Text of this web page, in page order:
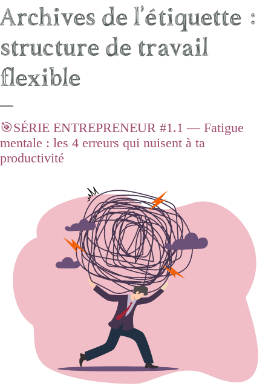
Archives de l’étiquette :
structure de travail
flexible
🎯SÉRIE ENTREPRENEUR #1.1 — Fatigue
mentale : les 4 erreurs qui nuisent à ta
productivité